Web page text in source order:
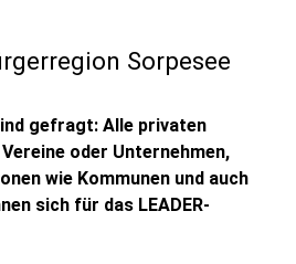
Sorpesee
gefragt: Alle privaten
oder Unternehmen,
wie Kommunen und auch
sich für das LEADER-